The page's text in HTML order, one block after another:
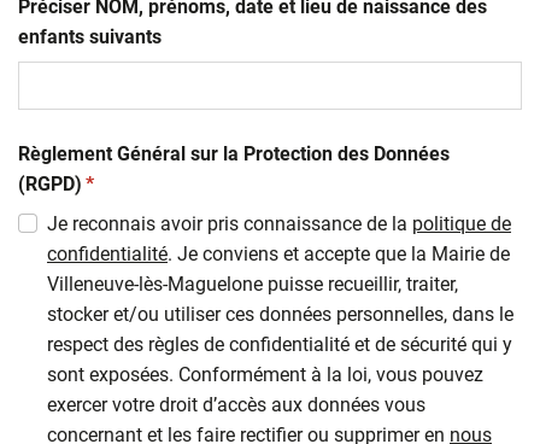
Préciser NOM, prénoms, date et lieu de naissance des
enfants suivants
Règlement Général sur la Protection des Données
(RGPD) (obligatoire)
*
Je reconnais avoir pris connaissance de la politique de
confidentialité. Je conviens et accepte que la Mairie de
Villeneuve-lès-Maguelone puisse recueillir, traiter,
stocker et/ou utiliser ces données personnelles, dans le
respect des règles de confidentialité et de sécurité qui y
sont exposées. Conformément à la loi, vous pouvez
exercer votre droit d’accès aux données vous
concernant et les faire rectifier ou supprimer en nous